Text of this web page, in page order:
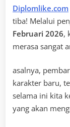
Diplomlike.com
tiba! Melalui
Februari 2026,
merasa sangat
asalnya,
karakter baru,
selama ini kita
yang akan